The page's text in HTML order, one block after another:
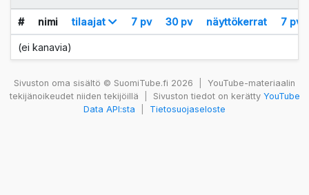
# nimi tilaajat 7 pv 30 pv näyttökerrat 7 pv
(ei kanavia)
Sivuston oma sisältö © SuomiTube.fi 2026
YouTube-materiaalin
tekijänoikeudet niiden tekijöillä
Sivuston tiedot on kerätty YouTube
Data API:sta
Tietosuojaseloste